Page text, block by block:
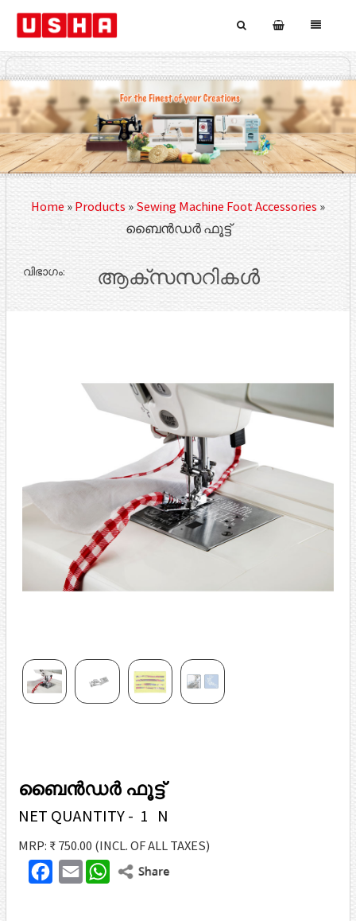
Home»Products »Sewing Machine Foot Accessories »
ബൈൻഡർ ഫൂട്ട്
വിഭാഗം: ആക്‌സസറികൾ
ബൈൻഡർ ഫൂട്ട്
NET QUANTITY - 1 N
MRP: ₹ 750.00 (INCL. OF ALL TAXES)
F
T E W